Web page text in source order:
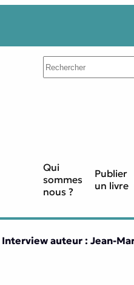
Search
Qui
sommes
nous ?
Publier
un livre
Interview auteur : Jean-